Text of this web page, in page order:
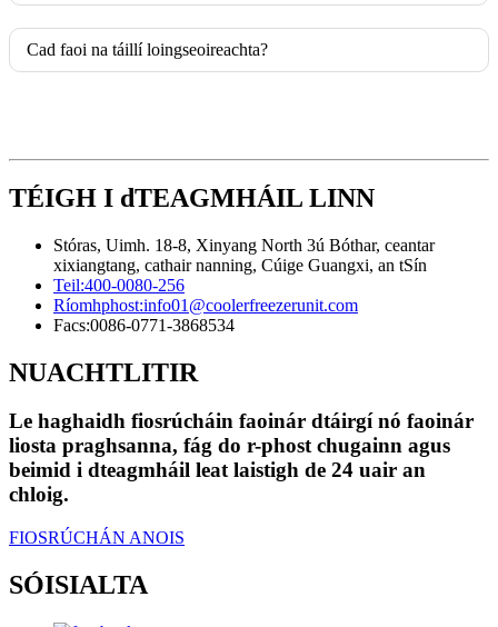
Cad faoi na táillí loingseoireachta?
TÉIGH I dTEAGMHÁIL LINN
Stóras, Uimh. 18-8, Xinyang North 3ú Bóthar, ceantar
xixiangtang, cathair nanning, Cúige Guangxi, an tSín
Teil:400-0080-256
Ríomhphost:info01@coolerfreezerunit.com
Facs:0086-0771-3868534
NUACHTLITIR
Le haghaidh fiosrúcháin faoinár dtáirgí nó faoinár
liosta praghsanna, fág do r-phost chugainn agus
beimid i dteagmháil leat laistigh de 24 uair an
chloig.
FIOSRÚCHÁN ANOIS
SÓISIALTA